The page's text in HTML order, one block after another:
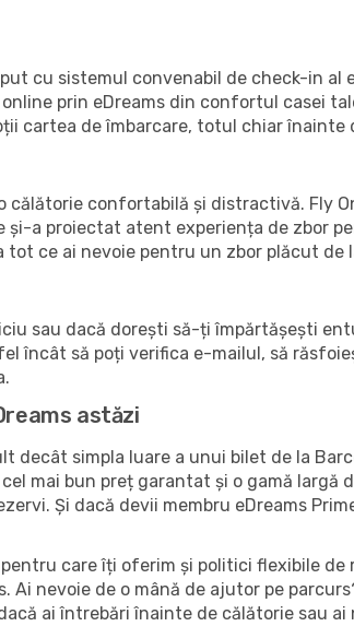
cu sistemul convenabil de check-in
prin eDreams din confortul casei
cartea de îmbarcare, totul chiar înainte
confortabilă și distractivă. Fly
și-a proiectat atent experiența de zbor
tot ce ai nevoie pentru un zbor plăcut de
sau dacă dorești să-ți împărtășești
încât să poți verifica e-mailul, să
astăzi
decât simpla luare a unui bilet de la
mai bun preț garantat și o gamă largă
Și dacă devii membru eDreams
care îți oferim și politici flexibile
Ai nevoie de o mână de ajutor pe
ai întrebări înainte de călătorie sau